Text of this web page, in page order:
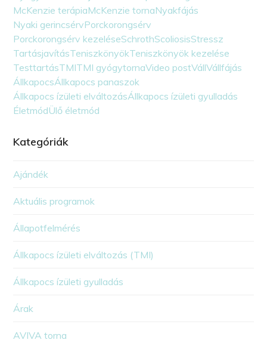
McKenzie terápiaMcKenzie tornaNyakfájás
Nyaki gerincsérvPorckorongsérv
Porckorongsérv kezeléseSchrothScoliosisStressz
TartásjavításTeniszkönyökTeniszkönyök kezelése
TesttartásTMITMI gyógytornaVideo postVállVállfájás
ÁllkapocsÁllkapocs panaszok
Állkapocs ízületi elváltozásÁllkapocs ízületi gyulladás
ÉletmódÜlő életmód
Kategóriák
Ajándék
Aktuális programok
Állapotfelmérés
Állkapocs ízületi elváltozás (TMI)
Állkapocs ízületi gyulladás
Árak
AVIVA torna